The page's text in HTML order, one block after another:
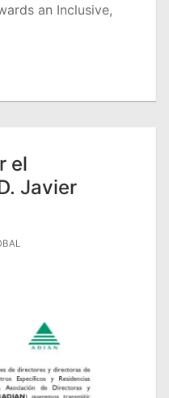
an Inclusive,
el
Javier